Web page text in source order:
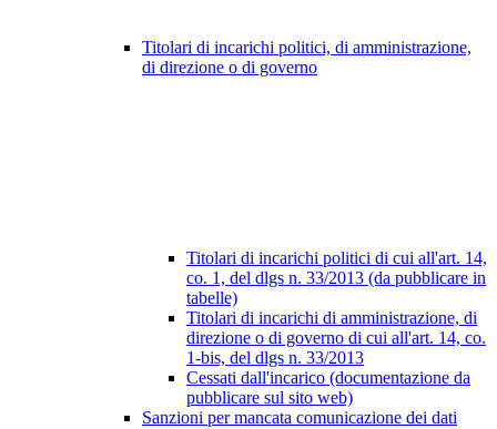
Titolari di incarichi politici, di amministrazione,
di direzione o di governo
Titolari di incarichi politici di cui all'art. 14,
co. 1, del dlgs n. 33/2013 (da pubblicare in
tabelle)
Titolari di incarichi di amministrazione, di
direzione o di governo di cui all'art. 14, co.
1-bis, del dlgs n. 33/2013
Cessati dall'incarico (documentazione da
pubblicare sul sito web)
Sanzioni per mancata comunicazione dei dati